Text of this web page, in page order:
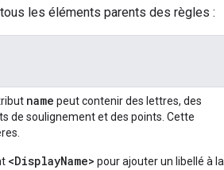
les éléments parents des règles :
name peut contenir des lettres, des
de soulignement et des points. Cette
<DisplayName> pour ajouter un libellé à la